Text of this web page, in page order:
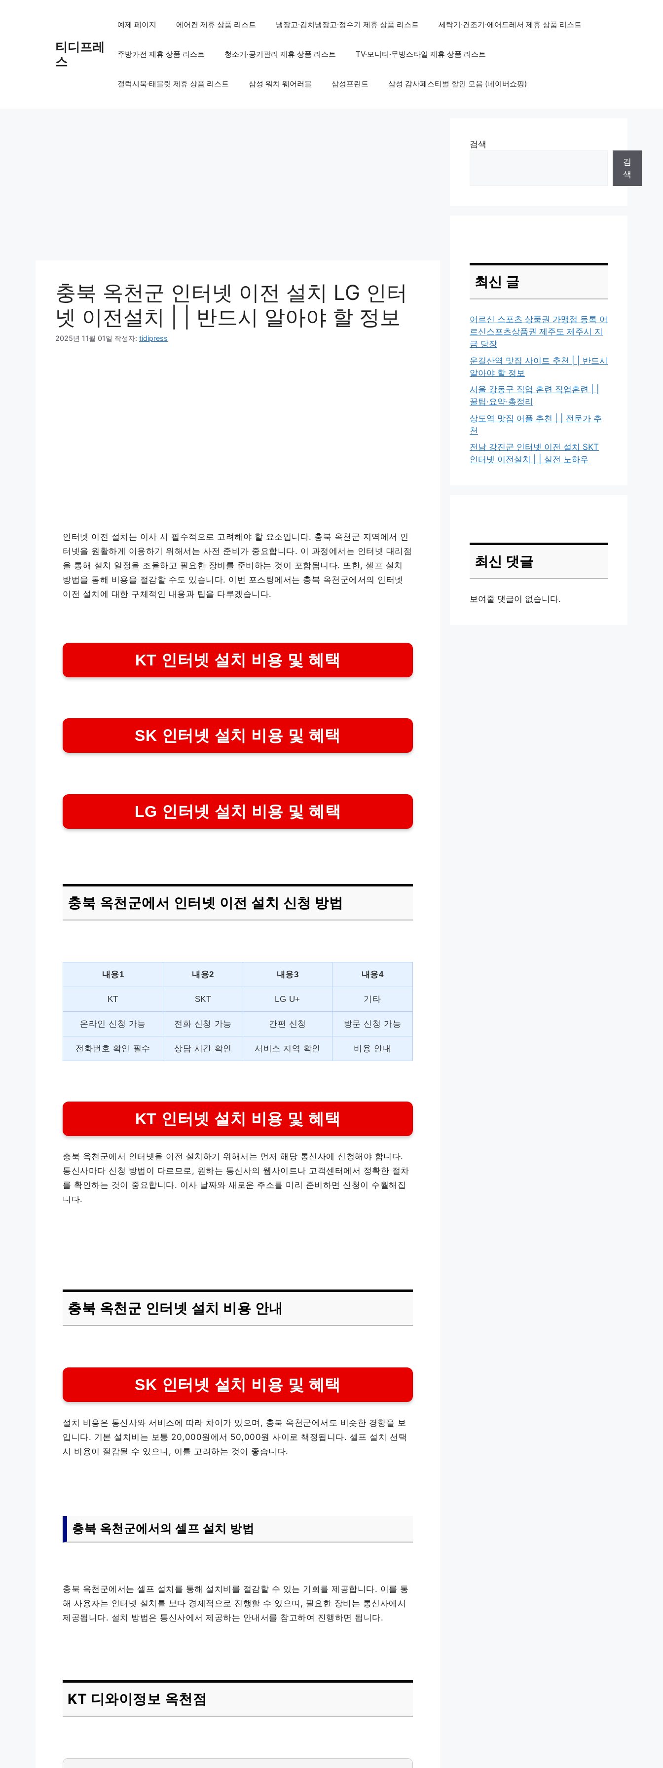
티디프레
스
예제 페이지 에어컨 제휴 상품 리스트 냉장고·김치냉장고·정수기 제휴 상품 리스트 세탁기·건조기·에어드레서 제휴 상품 리스트
주방가전 제휴 상품 리스트 청소기·공기관리 제휴 상품 리스트 TV·모니터·무빙스타일 제휴 상품 리스트
갤럭시북·태블릿 제휴 상품 리스트 삼성 워치 웨어러블 삼성프린트 삼성 감사페스티벌 할인 모음 (네이버쇼핑)
충북 옥천군 인터넷 이전 설치 LG 인터
넷 이전설치 | | 반드시 알아야 할 정보
2025년 11월 01일 작성자: tidipress
인터넷 이전 설치는 이사 시 필수적으로 고려해야 할 요소입니다. 충북 옥천군 지역에서 인
터넷을 원활하게 이용하기 위해서는 사전 준비가 중요합니다. 이 과정에서는 인터넷 대리점
을 통해 설치 일정을 조율하고 필요한 장비를 준비하는 것이 포함됩니다. 또한, 셀프 설치
방법을 통해 비용을 절감할 수도 있습니다. 이번 포스팅에서는 충북 옥천군에서의 인터넷
이전 설치에 대한 구체적인 내용과 팁을 다루겠습니다.
KT 인터넷 설치 비용 및 혜택
SK 인터넷 설치 비용 및 혜택
LG 인터넷 설치 비용 및 혜택
충북 옥천군에서 인터넷 이전 설치 신청 방법
내용1 내용2 내용3 내용4
KT SKT LG U+ 기타
온라인 신청 가능 전화 신청 가능 간편 신청 방문 신청 가능
전화번호 확인 필수 상담 시간 확인 서비스 지역 확인 비용 안내
KT 인터넷 설치 비용 및 혜택
충북 옥천군에서 인터넷을 이전 설치하기 위해서는 먼저 해당 통신사에 신청해야 합니다.
통신사마다 신청 방법이 다르므로, 원하는 통신사의 웹사이트나 고객센터에서 정확한 절차
를 확인하는 것이 중요합니다. 이사 날짜와 새로운 주소를 미리 준비하면 신청이 수월해집
니다.
충북 옥천군 인터넷 설치 비용 안내
SK 인터넷 설치 비용 및 혜택
설치 비용은 통신사와 서비스에 따라 차이가 있으며, 충북 옥천군에서도 비슷한 경향을 보
입니다. 기본 설치비는 보통 20,000원에서 50,000원 사이로 책정됩니다. 셀프 설치 선택
시 비용이 절감될 수 있으니, 이를 고려하는 것이 좋습니다.
충북 옥천군에서의 셀프 설치 방법
충북 옥천군에서는 셀프 설치를 통해 설치비를 절감할 수 있는 기회를 제공합니다. 이를 통
해 사용자는 인터넷 설치를 보다 경제적으로 진행할 수 있으며, 필요한 장비는 통신사에서
제공됩니다. 설치 방법은 통신사에서 제공하는 안내서를 참고하여 진행하면 됩니다.
KT 디와이정보 옥천점
검색
검
색
최신 글
어르신 스포츠 상품권 가맹점 등록 어
르신스포츠상품권 제주도 제주시 지
금 당장
운길산역 맛집 사이트 추천 | | 반드시
알아야 할 정보
서울 강동구 직업 훈련 직업훈련 | |
꿀팁·요약·총정리
상도역 맛집 어플 추천 | | 전문가 추
천
전남 강진군 인터넷 이전 설치 SKT
인터넷 이전설치 | | 실전 노하우
최신 댓글
보여줄 댓글이 없습니다.